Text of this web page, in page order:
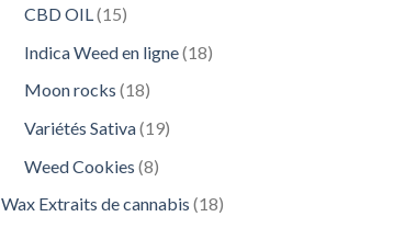
CBD OIL 1515
Indica Weed en ligne 1818
Moon rocks 1818
Variétés Sativa 1919
Weed Cookies 88
Wax Extraits de cannabis 1818